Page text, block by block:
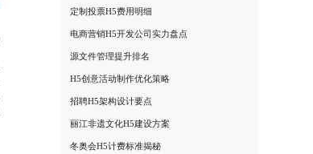
定制投票H5费用明细
电商营销H5开发公司实力盘点
源文件管理提升排名
H5创意活动制作优化策略
招聘H5架构设计要点
丽江非遗文化H5建设方案
冬奥会H5计费标准揭秘